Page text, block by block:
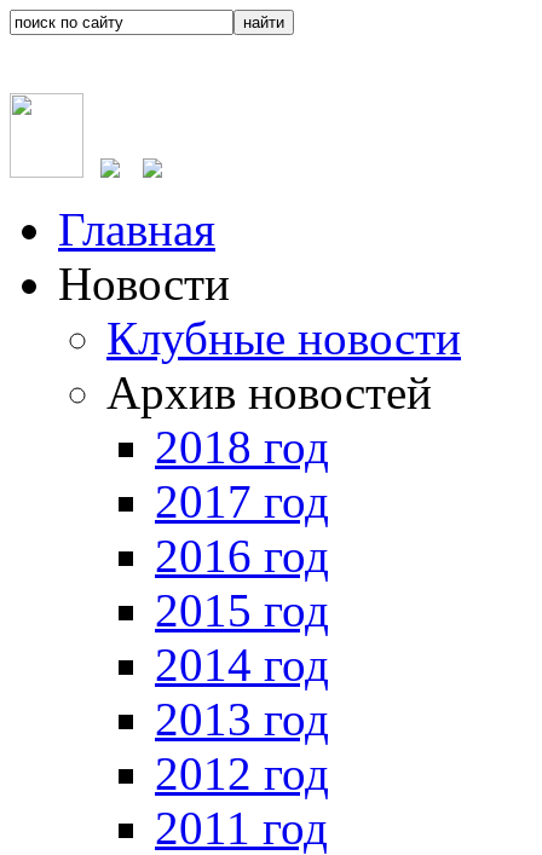
Главная
Новости
Клубные новости
Архив новостей
2018 год
2017 год
2016 год
2015 год
2014 год
2013 год
2012 год
2011 год